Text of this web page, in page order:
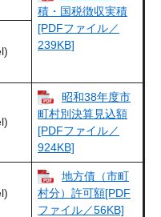
積・国税徴収実積
[PDFファイル／
239KB]
昭和38年度市
町村別決算見込額
[PDFファイル／
924KB]
地方債（市町
村分）許可額[PDF
ファイル／56KB]